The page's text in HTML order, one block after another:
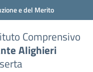
e del Merito
Comprensivo
Alighieri